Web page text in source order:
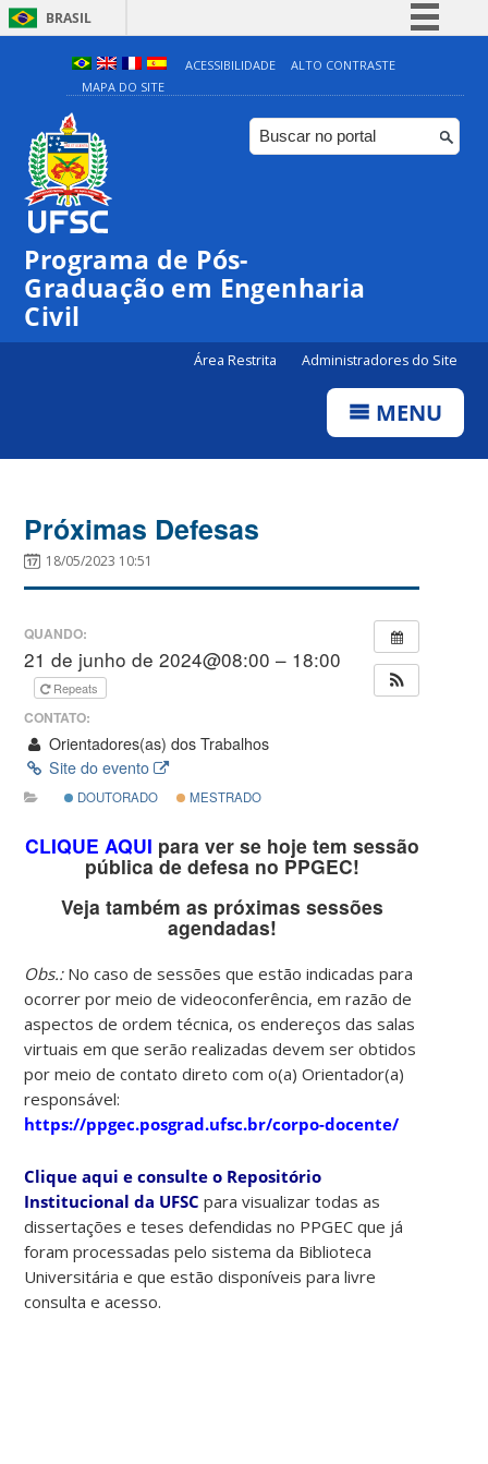
BRASIL
Simplifique!
Comunica BR
Participe
ACESSIBILIDADE
ALTO CONTRASTE
MAPA DO SITE
Programa de Pós-
Graduação em Engenharia
Civil
Área Restrita Administradores do Site
MENU
Próximas Defesas
18/05/2023 10:51
QUANDO:
21 de junho de 2024@08:00 – 18:00
Repeats
CONTATO:
Orientadores(as) dos Trabalhos
Site do evento
DOUTORADO MESTRADO
CLIQUE AQUI para ver se hoje tem sessão
pública de defesa no PPGEC!
Veja também as próximas sessões
agendadas!
Obs.:No caso de sessões que estão indicadas para
ocorrer por meio de videoconferência, em razão de
aspectos de ordem técnica, os endereços das salas
virtuais em que serão realizadas devem ser obtidos
por meio de contato direto com o(a) Orientador(a)
responsável:
https://ppgec.posgrad.ufsc.br/corpo-docente/
Clique aqui e consulte o Repositório
Institucional da UFSCpara visualizar todas as
dissertações e teses defendidas no PPGEC que já
foram processadas pelo sistema da Biblioteca
Universitária e que estão disponíveis para livre
consulta e acesso.